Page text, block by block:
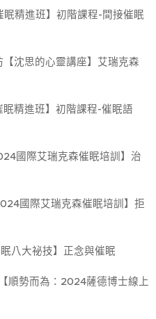
精進班】初階課程-間接催眠
沈思的心靈講座】艾瑞克森
精進班】初階課程-催眠語
國際艾瑞克森催眠培訓】治
國際艾瑞克森催眠培訓】拒
八大祕技】正念與催眠
順勢而為：2024薩德博士線上